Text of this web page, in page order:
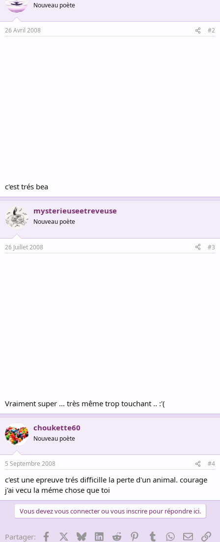
Nouveau poète
26 Avril 2008 #2
c'est trés bea
mysterieuseetreveuse
Nouveau poète
26 Juillet 2008 #3
Vraiment super ... très même trop touchant .. :'(
choukette60
Nouveau poète
5 Septembre 2008 #4
c'est une epreuve trés difficille la perte d'un animal. courage
j'ai vecu la méme chose que toi
Vous devez vous connecter ou vous inscrire pour répondre ici.
Partager: Facebook BlueskyLinkedInReddit PinterestTumblrWhatsApp
Email